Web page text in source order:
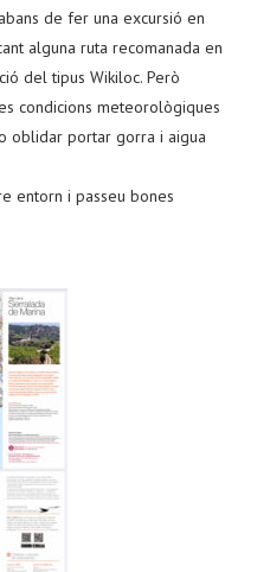
de fer una excursió en
alguna ruta recomanada en
del tipus Wikiloc. Però
condicions meteorològiques
oblidar portar gorra i aigua
entorn i passeu bones